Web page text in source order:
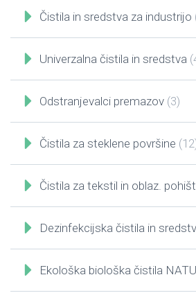
Čistila in sredstva za industrijo
Univerzalna čistila in sredstva
Odstranjevalci premazov (3)
Čistila za steklene površine
Čistila za tekstil in oblaz.
Dezinfekcijska čistila in
Ekološka biološka čistila